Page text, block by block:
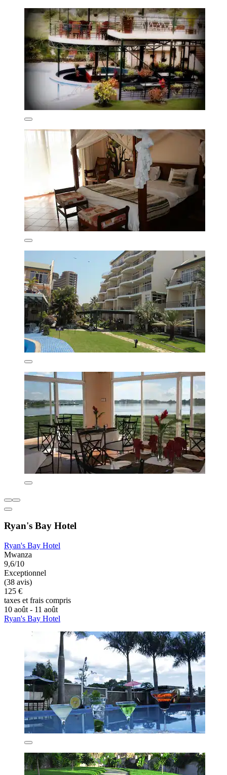
Ryan's Bay Hotel
Ryan's Bay Hotel
Mwanza
9,6/10
Exceptionnel
(38 avis)
125 €
taxes et frais compris
10 août - 11 août
Ryan's Bay Hotel